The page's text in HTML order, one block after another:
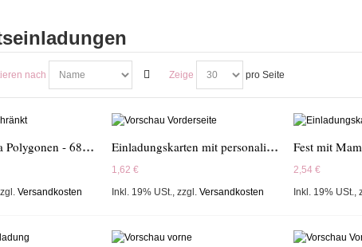
nach Zeige pro Seite
Bilder mit rosa Polygonen - 689000
Versandkosten
Einladungskarten mit personalisierten Icons - MO1003
1,62 €
Inkl. 19% USt.
zzgl. Versandkosten
Fest mit
2,54 €
Inkl. 19% USt.